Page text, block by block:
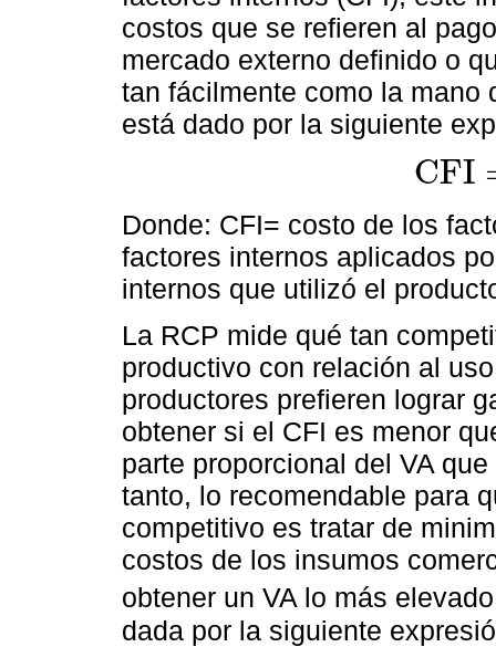
costos que se refieren al
mercado externo definido o
tan fácilmente como la mano
está dado por la siguiente
CFI
CFI=∑ r=1 n
Donde: CFI= costo de los
factores internos aplicados
internos que utilizó el
La RCP mide qué tan
productivo con relación al
productores prefieren lograr
obtener si el CFI es menor
parte proporcional del VA
tanto, lo recomendable para
competitivo es tratar de
costos de los insumos
obtener un VA lo más
dada por la siguiente